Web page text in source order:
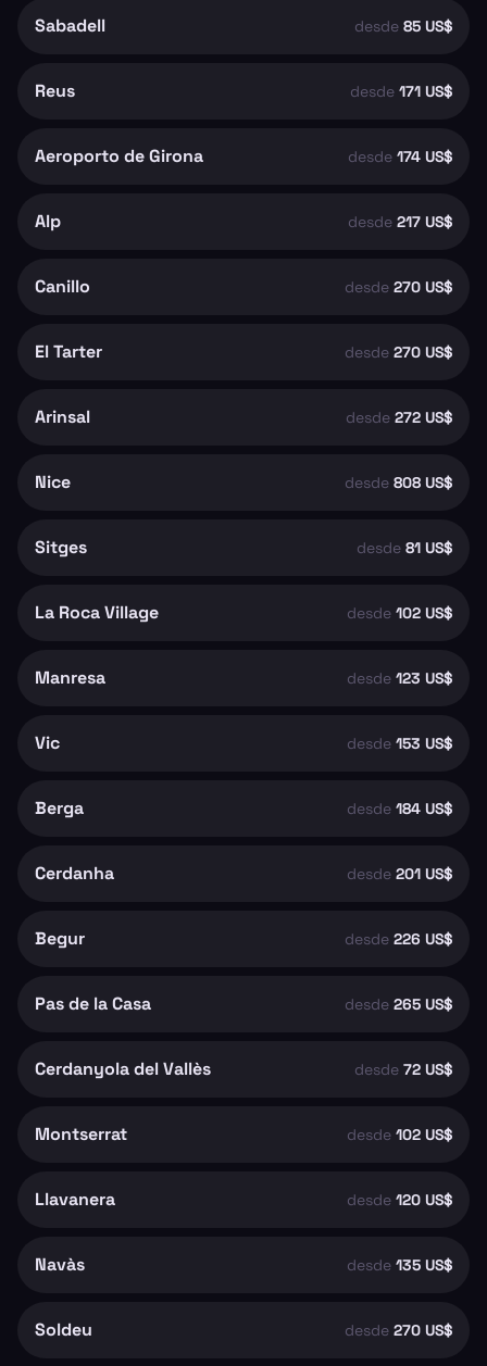
Sabadell desde 85 US$
Reus desde 171 US$
Aeroporto de Girona desde 174 US$
Alp desde 217 US$
Canillo desde 270 US$
El Tarter desde 270 US$
Arinsal desde 272 US$
Nice desde 808 US$
Sitges desde 81 US$
La Roca Village desde 102 US$
Manresa desde 123 US$
Vic desde 153 US$
Berga desde 184 US$
Cerdanha desde 201 US$
Begur desde 226 US$
Pas de la Casa desde 265 US$
Cerdanyola del Vallès desde 72 US$
Montserrat desde 102 US$
Llavanera desde 120 US$
Navàs desde 135 US$
Soldeu desde 270 US$